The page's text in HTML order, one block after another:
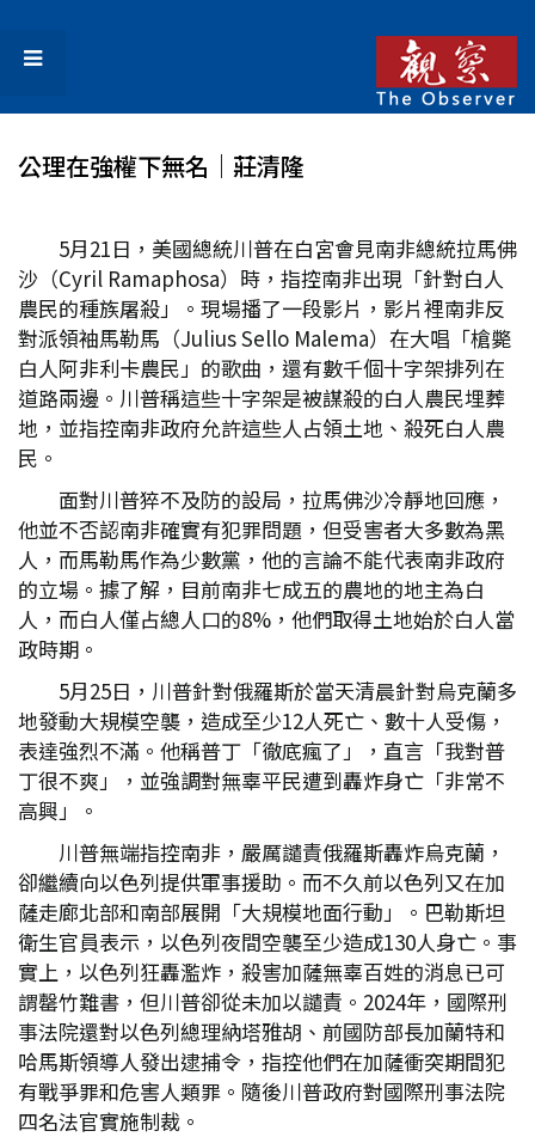
公理在強權下無名│莊清隆
5月21日，美國總統川普在白宮會見南非總統拉馬佛
沙（Cyril Ramaphosa）時，指控南非出現「針對白人
農民的種族屠殺」。現場播了一段影片，影片裡南非反
對派領袖馬勒馬（Julius Sello Malema）在大唱「槍斃
白人阿非利卡農民」的歌曲，還有數千個十字架排列在
道路兩邊。川普稱這些十字架是被謀殺的白人農民埋葬
地，並指控南非政府允許這些人占領土地、殺死白人農
民。
面對川普猝不及防的設局，拉馬佛沙冷靜地回應，
他並不否認南非確實有犯罪問題，但受害者大多數為黑
人，而馬勒馬作為少數黨，他的言論不能代表南非政府
的立場。據了解，目前南非七成五的農地的地主為白
人，而白人僅占總人口的8%，他們取得土地始於白人當
政時期。
5月25日，川普針對俄羅斯於當天清晨針對烏克蘭多
地發動大規模空襲，造成至少12人死亡、數十人受傷，
表達強烈不滿。他稱普丁「徹底瘋了」，直言「我對普
丁很不爽」，並強調對無辜平民遭到轟炸身亡「非常不
高興」。
川普無端指控南非，嚴厲譴責俄羅斯轟炸烏克蘭，
卻繼續向以色列提供軍事援助。而不久前以色列又在加
薩走廊北部和南部展開「大規模地面行動」。巴勒斯坦
衛生官員表示，以色列夜間空襲至少造成130人身亡。事
實上，以色列狂轟濫炸，殺害加薩無辜百姓的消息已可
謂罄竹難書，但川普卻從未加以譴責。2024年，國際刑
事法院還對以色列總理納塔雅胡、前國防部長加蘭特和
哈馬斯領導人發出逮捕令，指控他們在加薩衝突期間犯
有戰爭罪和危害人類罪。隨後川普政府對國際刑事法院
四名法官實施制裁。